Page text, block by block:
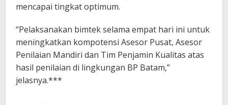
mencapai tingkat optimum.
“Pelaksanakan bimtek selama empat hari ini untuk
meningkatkan kompotensi Asesor Pusat, Asesor
Penilaian Mandiri dan Tim Penjamin Kualitas atas
hasil penilaian di lingkungan BP Batam,”
jelasnya.***